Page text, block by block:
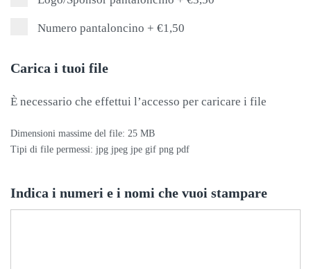
Numero pantaloncino + €1,50
Carica i tuoi file
È necessario che effettui l’accesso per caricare i file
Dimensioni massime del file: 25 MB
Tipi di file permessi: jpg jpeg jpe gif png pdf
Indica i numeri e i nomi che vuoi stampare